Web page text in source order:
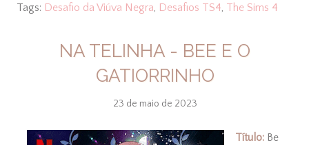
Tags: Desafio da Viúva Negra Desafios TS4 The Sims 4
NA TELINHA - BEE E O
GATIORRINHO
23 de maio de 2023
Título: Be